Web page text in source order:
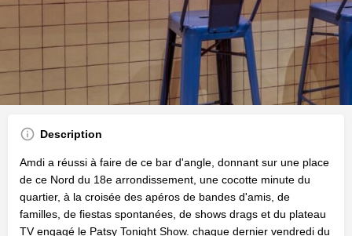
Website Partager Signaler
Description
Amdi a réussi à faire de ce bar d'angle, donnant sur une place
de ce Nord du 18e arrondissement, une cocotte minute du
quartier, à la croisée des apéros de bandes d'amis, de
familles, de fiestas spontanées, de shows drags et du plateau
TV engagé le Patsy Tonight Show. chaque dernier vendredi du